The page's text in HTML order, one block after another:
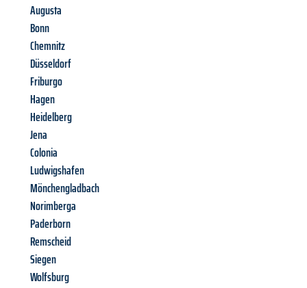
Augusta
Bonn
Chemnitz
Düsseldorf
Friburgo
Hagen
Heidelberg
Jena
Colonia
Ludwigshafen
Mönchengladbach
Norimberga
Paderborn
Remscheid
Siegen
Wolfsburg